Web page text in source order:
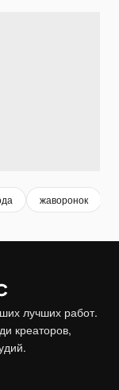
жаворонок
лучших работ.
креаторов,